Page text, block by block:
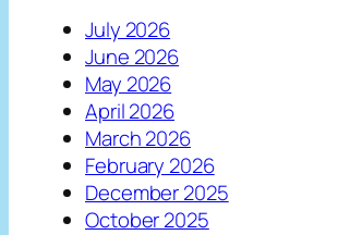
July 2026
June 2026
May 2026
April 2026
March 2026
February 2026
December 2025
October 2025